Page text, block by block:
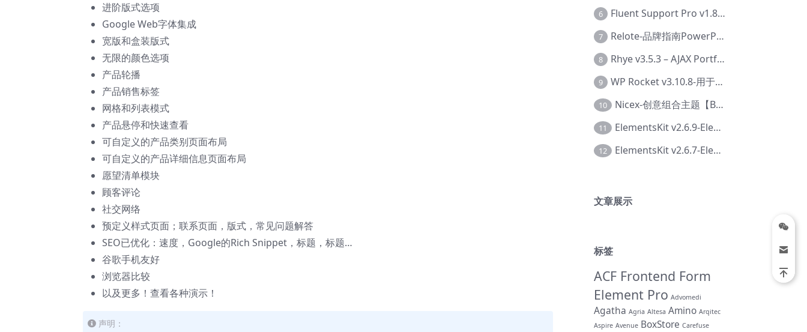
进阶版式选项
Google Web字体集成
宽版和盒装版式
无限的颜色选项
产品轮播
产品销售标签
网格和列表模式
产品悬停和快速查看
可自定义的产品类别页面布局
可自定义的产品详细信息页面布局
愿望清单模块
顾客评论
社交网络
预定义样式页面；联系页面，版式，常见问题解答
SEO已优化：速度，Google的Rich Snippet，标题，标题…
谷歌手机友好
浏览器比较
以及更多！查看各种演示！
声明：
6 Fluent Support Pro v1.8.1 – WordPress 支持票务系统【Cc-0041】
7 Relote-品牌指南PowerPoint模板【Dc-0076】
8 Rhye v3.5.3 – AJAX Portfolio WordPress 主题【Bi-0049】
9 WP Rocket v3.10.8-用于wordpress速度优化的缓存加速插件【Cd-0019】
10 Nicex-创意组合主题【Be-0092】
11 ElementsKit v2.6.9-Elementor插件【Ab-0161】
12 ElementsKit v2.6.7-Elementor插件【Ab-0162】
文章展示
标签
ACF Frontend Form
Element Pro Advomedi
Agatha Agria Altesa Amino Arqitec
Aspire Avenue BoxStore Carefuse